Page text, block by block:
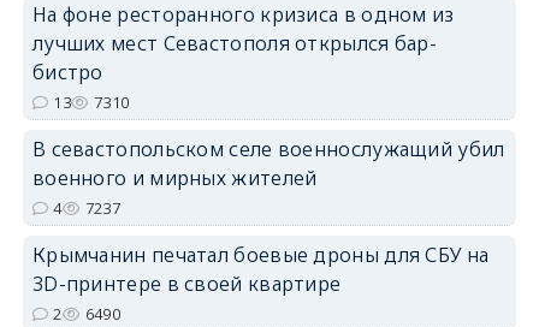
erid: 2SDnjdvhGXG
На фоне ресторанного кризиса в одном из
лучших мест Севастополя открылся бар-
бистро
13 7310
В севастопольском селе военнослужащий убил
военного и мирных жителей
4 7237
Крымчанин печатал боевые дроны для СБУ на
3D-принтере в своей квартире
2 6490